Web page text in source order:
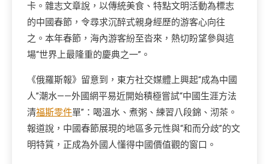
卡。雜志文章說，以傳統美食、特點文明活動為標志
的中國春節，令尋求沉醉式親身經歷的游客心向往
之。本年春節，海內游客紛至沓來，熱切盼望參與這
場“世界上最隆重的慶典之一”。
《俄羅斯報》留意到，東方社交媒體上興起“成為中國
人”潮水——外國網平易近開始積極嘗試“中國生涯方法
清福斯零件單”：喝溫水、煮粥、練習八段錦、沏茶。
報道說，中國春節展現的地區多元性與“和而分歧”的文
明特質，正成為外國人懂得中國價值觀的窗口。